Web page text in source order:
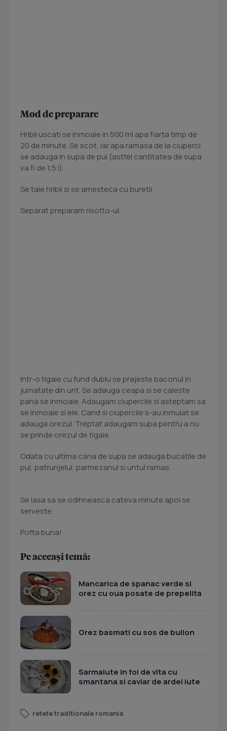
Mod de preparare
Hribii uscati se inmoaie in 500 ml apa fiarta timp de
20 de minute. Se scot, iar apa ramasa de la ciuperci
se adauga in supa de pui (astfel cantitatea de supa
va fi de 1,5 l).
Se taie hribii si se amesteca cu buretii.
Separat preparam risotto-ul.
Intr-o tigaie cu fund dublu se prajeste baconul in
jumatate din unt. Se adauga ceapa si se caleste
pana se inmoaie. Adaugam ciupercile si asteptam sa
se inmoaie si ele. Cand si ciupercile s-au inmuiat se
adauga orezul. Treptat adaugam supa pentru a nu
se prinde orezul de tigaie.
Odata cu ultima cana de supa se adauga bucatile de
pui, patrunjelul, parmezanul si untul ramas.
Se lasa sa se odihneasca cateva minute apoi se
serveste.
Pofta buna!
Pe aceeași temă:
Mancarica de spanac verde si
orez cu oua posate de prepelita
Orez basmati cu sos de bulion
Sarmalute in foi de vita cu
smantana si caviar de ardei iute
retete traditionale romania